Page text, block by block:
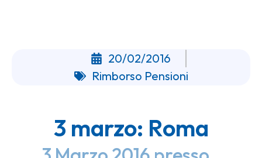
20/02/2016
Rimborso Pensioni
3 marzo: Roma